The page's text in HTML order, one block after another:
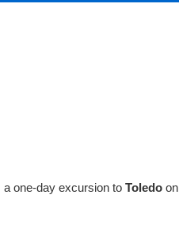
a one-day excursion to Toledo on